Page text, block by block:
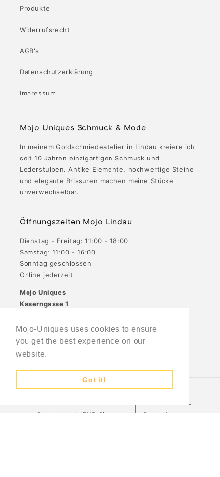
Mojo-Uniques uses cookies to ensure
you get the best experience on our
website.
Got it!
Produkte
Widerrufsrecht
AGB's
Datenschutzerklärung
Impressum
Mojo Uniques Schmuck & Mode
In meinem Goldschmiedeatelier in Lindau kreiere ich
seit 10 Jahren einzigartigen Schmuck und
Lederstulpen. Antike Elemente, hochwertige Steine
und elegante Brissuren machen meine Stücke
unverwechselbar.
Öffnungszeiten Mojo Lindau
Dienstag - Freitag: 11:00 - 18:00
Samstag: 11:00 - 16:00
Sonntag geschlossen
Online jederzeit
Mojo Uniques
Kaserngasse 1
Deutschland (EUR €) Deutsch